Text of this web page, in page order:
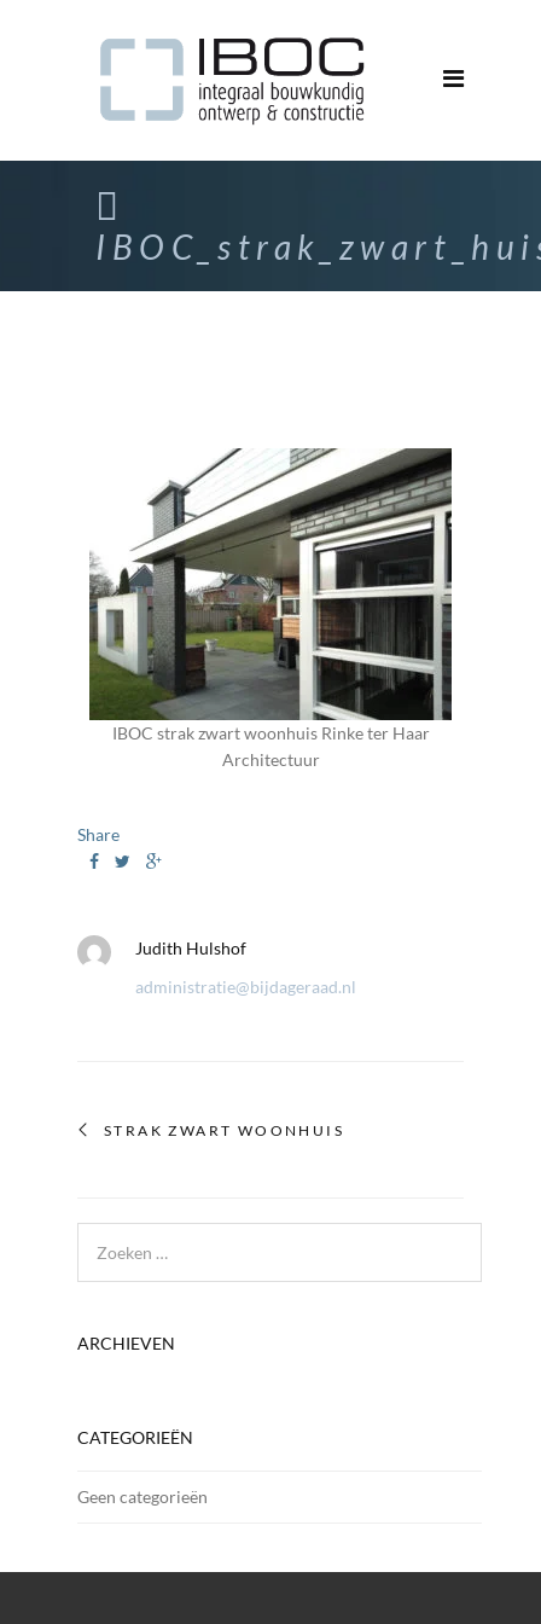
IBOC strak zwart woonhuis Rinke ter Haar
Architectuur
Share
Judith Hulshof
administratie@bijdageraad.nl
STRAK ZWART WOONHUIS
ARCHIEVEN
CATEGORIEËN
Geen categorieën